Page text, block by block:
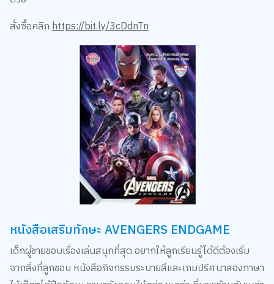
สั่งซื้อคลิก https://bit.ly/3cDdnTn
หนังสือเสริมทักษะ AVENGERS ENDGAME
เด็กผู้ชายชอบเรื่องเล่นสนุกที่สุด อยากให้ลูกเรียนรู้ได้ดีต้องเริ่ม
จากสิ่งที่ลูกชอบ หนังสือกิจกรรมระบายสีและเกมปริศนาสองภาษา
ให้เด็กๆได้ฝึกทักษะภาษาอังกฤษให้คล่องแคล่ว ที่มาพร้อมกับเหล่า